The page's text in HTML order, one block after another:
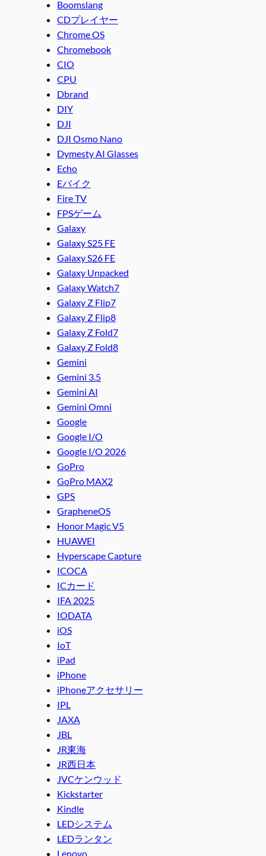
Boomslang
CDプレイヤー
Chrome OS
Chromebook
CIO
CPU
Dbrand
DIY
DJI
DJI Osmo Nano
Dymesty AI Glasses
Echo
Eバイク
Fire TV
FPSゲーム
Galaxy
Galaxy S25 FE
Galaxy S26 FE
Galaxy Unpacked
Galaxy Watch7
Galaxy Z Flip7
Galaxy Z Flip8
Galaxy Z Fold7
Galaxy Z Fold8
Gemini
Gemini 3.5
Gemini AI
Gemini Omni
Google
Google I/O
Google I/O 2026
GoPro
GoPro MAX2
GPS
GrapheneOS
Honor Magic V5
HUAWEI
Hyperscape Capture
ICOCA
ICカード
IFA 2025
IODATA
iOS
IoT
iPad
iPhone
iPhoneアクセサリー
IPL
JAXA
JBL
JR東海
JR西日本
JVCケンウッド
Kickstarter
Kindle
LEDシステム
LEDランタン
Lenovo